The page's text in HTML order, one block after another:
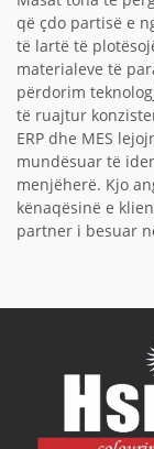
që çdo partisë e
të lartë të
materialeve të
përdorim
të ruajtur
ERP dhe MES
mundësuar të
menjëherë. Kjo
kënaqësinë e
partner i besuar